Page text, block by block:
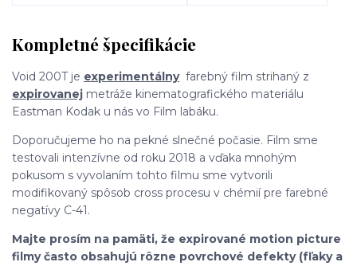
Kompletné špecifikácie
Void 200T je experimentálny farebný film strihaný z
expirovanej metráže kinematografického materiálu
Eastman Kodak u nás vo Film labáku.
Doporučujeme ho na pekné slnečné počasie. Film sme
testovali intenzívne od roku 2018 a vďaka mnohým
pokusom s vyvolaním tohto filmu sme vytvorili
modifikovaný spôsob cross procesu v chémií pre farebné
negatívy C-41.
Majte prosím na pamäti, že expirované motion picture
filmy často obsahujú rôzne povrchové defekty (fľaky a